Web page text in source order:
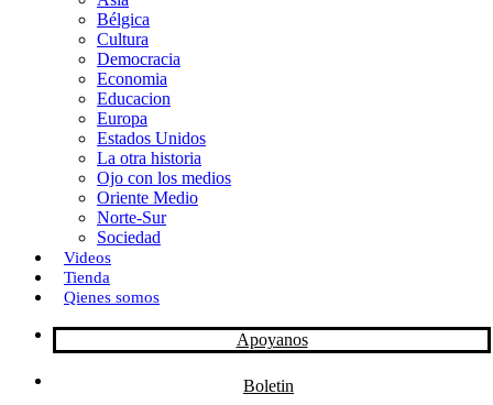
i
r
Bélgica
Cultura
Democracia
Economia
Educacion
Europa
Estados Unidos
La otra historia
Ojo con los medios
Oriente Medio
Norte-Sur
Sociedad
Videos
Tienda
Qienes somos
Apoyanos
Boletin